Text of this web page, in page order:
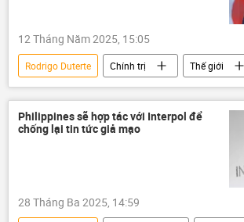
12 Tháng Năm 2025, 15:05
Rodrigo Duterte Chính trị
Thế giới
Philippines
ISS
Tòa án Hình sự quốc tế
Philippines sẽ hợp tác với Interpol để
chống lại tin tức giả mạo
28 Tháng Ba 2025, 14:59